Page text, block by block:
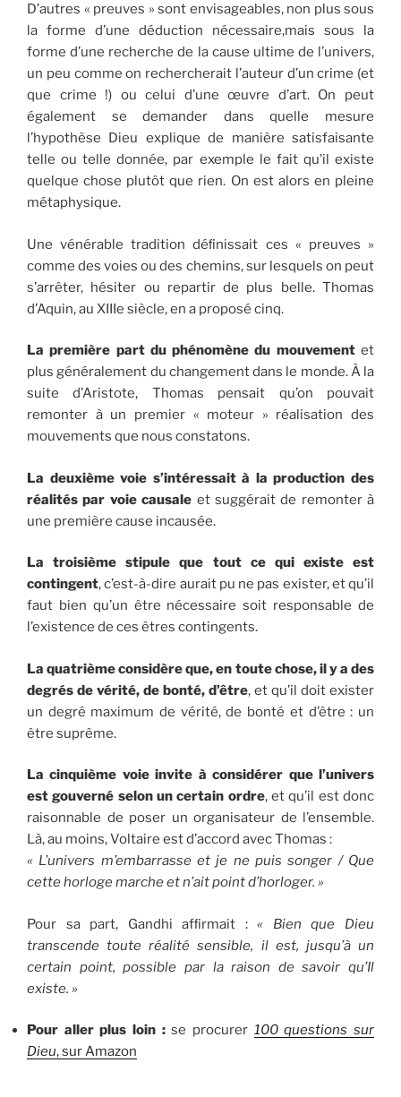
D’autres « preuves » sont envisageables, non plus sous
la forme d’une déduction nécessaire,mais sous la
forme d’une recherche de la cause ultime de l’univers,
un peu comme on rechercherait l’auteur d’un crime (et
que crime !) ou celui d’une œuvre d’art. On peut
également se demander dans quelle mesure
l’hypothèse Dieu explique de manière satisfaisante
telle ou telle donnée, par exemple le fait qu’il existe
quelque chose plutôt que rien. On est alors en pleine
métaphysique.
Une vénérable tradition déﬁnissait ces « preuves »
comme des voies ou des chemins, sur lesquels on peut
s’arrêter, hésiter ou repartir de plus belle. Thomas
d’Aquin, au XIIIe siècle, en a proposé cinq.
La première part du phénomène du mouvementet
plus généralement du changement dans le monde. À la
suite d’Aristote, Thomas pensait qu’on pouvait
remonter à un premier « moteur » réalisation des
mouvements que nous constatons.
La deuxième voie s’intéressait à la production des
réalités par voie causale et suggérait de remonter à
une première cause incausée.
La troisième stipule que tout ce qui existe est
contingent, c’est-à-dire aurait pu ne pas exister, et qu’il
faut bien qu’un être nécessaire soit responsable de
l’existence de ces êtres contingents.
La quatrième considère que, en toute chose, il y a des
degrés de vérité, de bonté, d’être, et qu’il doit exister
un degré maximum de vérité, de bonté et d’être : un
être suprême.
La cinquième voie invite à considérer que l’univers
est gouverné selon un certain ordre, et qu’il est donc
raisonnable de poser un organisateur de l’ensemble.
Là, au moins, Voltaire est d’accord avec Thomas :
« L’univers m’embarrasse et je ne puis songer / Que
cette horloge marche et n’ait point d’horloger. »
Pour sa part, Gandhi afﬁrmait :« Bien que Dieu
transcende toute réalité sensible, il est, jusqu’à un
certain point, possible par la raison de savoir qu’Il
existe. »
Pour aller plus loin :se procurer 100 questions sur
Dieu, sur Amazon